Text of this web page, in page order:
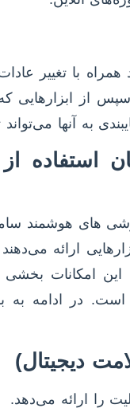
همراه با تغییر
از ابزارهایی
به آنها می‌تواند
گوشی های هوشمند
ارائه
امکانات
در ادامه به
را ارائه می‌دهد.